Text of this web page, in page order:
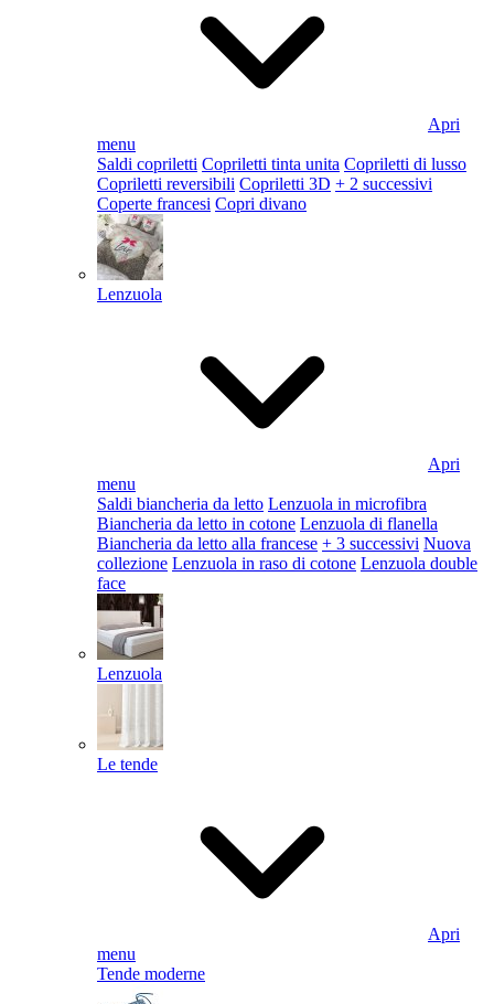
Apri
menu
Saldi copriletti Copriletti tinta unita Copriletti di lusso
Copriletti reversibili Copriletti 3D + 2 successivi
Coperte francesi Copri divano
Lenzuola
Apri
menu
Saldi biancheria da letto Lenzuola in microfibra
Biancheria da letto in cotone Lenzuola di flanella
Biancheria da letto alla francese + 3 successivi Nuova
collezione Lenzuola in raso di cotone Lenzuola double
face
Lenzuola
Le tende
Apri
menu
Tende moderne